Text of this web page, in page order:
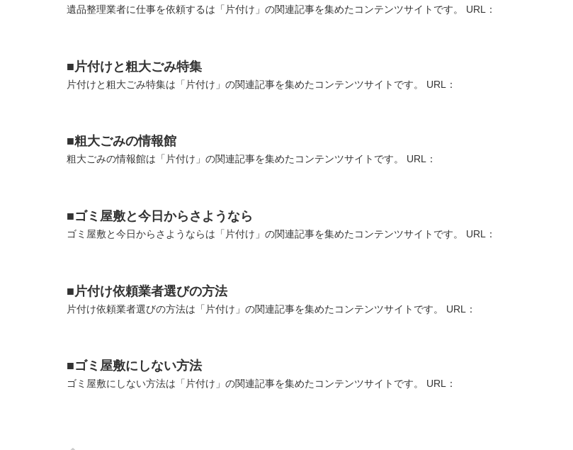
遺品整理業者に仕事を依頼するは「片付け」の関連記事を集めたコンテンツサイトです。 URL：
■片付けと粗大ごみ特集
片付けと粗大ごみ特集は「片付け」の関連記事を集めたコンテンツサイトです。 URL：
■粗大ごみの情報館
粗大ごみの情報館は「片付け」の関連記事を集めたコンテンツサイトです。 URL：
■ゴミ屋敷と今日からさようなら
ゴミ屋敷と今日からさようならは「片付け」の関連記事を集めたコンテンツサイトです。 URL：
■片付け依頼業者選びの方法
片付け依頼業者選びの方法は「片付け」の関連記事を集めたコンテンツサイトです。 URL：
■ゴミ屋敷にしない方法
ゴミ屋敷にしない方法は「片付け」の関連記事を集めたコンテンツサイトです。 URL：